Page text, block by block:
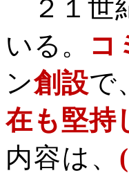
２１世
いる。
コ
ン創設で
在も堅持
内容は、 (